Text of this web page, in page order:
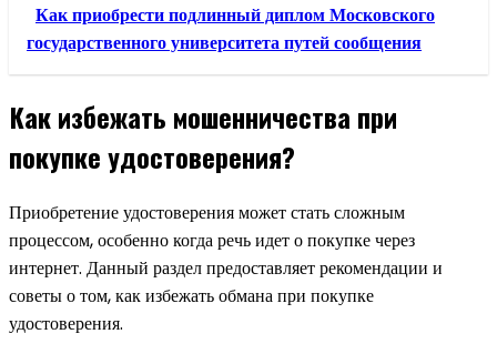
Как приобрести подлинный диплом Московского
государственного университета путей сообщения
Как избежать мошенничества при
покупке удостоверения?
Приобретение удостоверения может стать сложным
процессом, особенно когда речь идет о покупке через
интернет. Данный раздел предоставляет рекомендации и
советы о том, как избежать обмана при покупке
удостоверения.